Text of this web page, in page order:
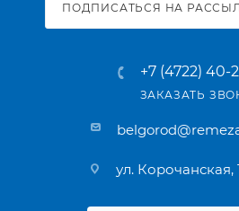
ПОДПИСАТЬСЯ НА
+7 (4722) 40-
ЗАКАЗАТЬ
ул. Корочанская,